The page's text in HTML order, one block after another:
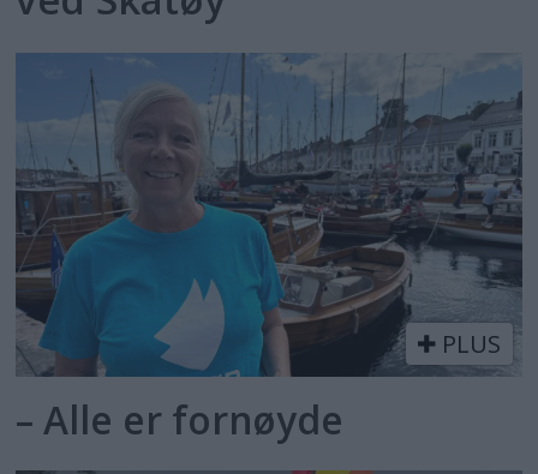
PLUS
– Alle er fornøyde